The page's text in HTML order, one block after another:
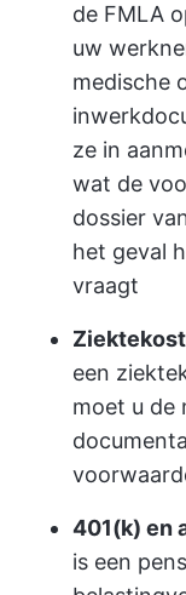
de FMLA
uw
medische
ze in
wat de
dossier
het geval
vraagt
een
moet u de
401(k) en
is een